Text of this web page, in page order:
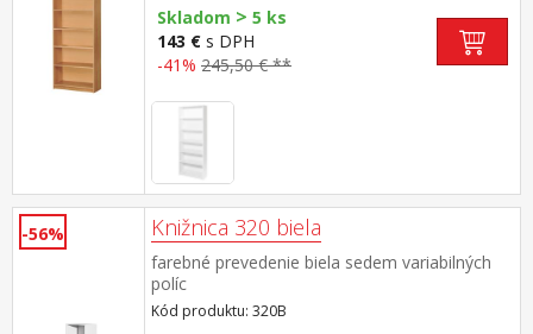
Skladom > 5 ks
143 € s DPH
-41% 245,50 € **
-56% Knižnica 320 biela
farebné prevedenie biela sedem variabilných
políc
Kód produktu: 320B